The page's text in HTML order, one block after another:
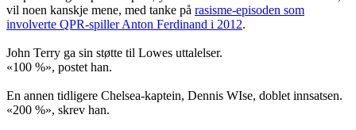
vil noen kanskje mene, med tanke på rasisme-episoden som
involverte QPR-spiller Anton Ferdinand i 2012.
John Terry ga sin støtte til Lowes uttalelser.
«100 %», postet han.
En annen tidligere Chelsea-kaptein, Dennis WIse, doblet innsatsen.
«200 %», skrev han.